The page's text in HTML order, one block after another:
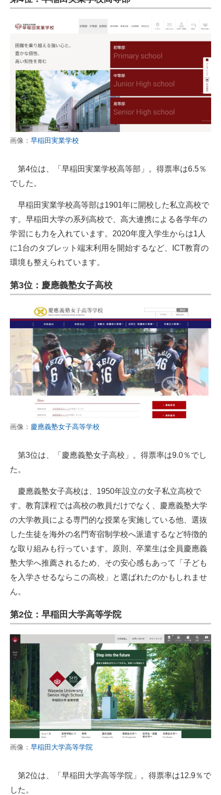
画像： 早稲田実業学校
第4位は、「早稲田実業学校高等部」。得票率は6.5％
でした。
早稲田実業学校高等部は1901年に開校した私立高校で
す。早稲田大学の系列高校で、高大連携による各学年の
学習にも力を入れています。2020年度入学生からは1人
に1台のタブレット端末利用を開始するなど、ICT教育の
環境も整えられています。
第3位：慶應義塾女子高校
画像： 慶應義塾女子高等学校
第3位は、「慶應義塾女子高校」。得票率は9.0％でし
た。
慶應義塾女子高校は、1950年設立の女子私立高校で
す。教育課程では高校の教員だけでなく、慶應義塾大学
の大学教員による専門的な授業を実施している他、選抜
した生徒を海外の名門寄宿制学校へ派遣するなど特徴的
な取り組みも行っています。原則、卒業生は全員慶應義
塾大学へ推薦されるため、その安心感もあって「子ども
を入学させるならこの高校」と選ばれたのかもしれませ
ん。
第2位：早稲田大学高等学院
画像： 早稲田大学高等学院
第2位は、「早稲田大学高等学院」。得票率は12.9％で
した。